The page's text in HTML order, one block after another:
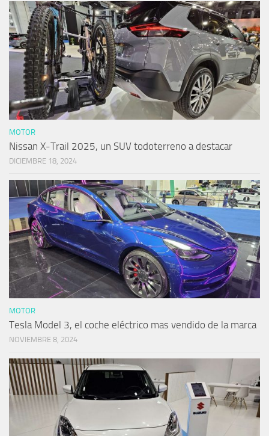
MOTOR
Nissan X-Trail 2025, un SUV todoterreno a destacar
DICIEMBRE 18, 2024
MOTOR
Tesla Model 3, el coche eléctrico mas vendido de la marca
NOVIEMBRE 8, 2024